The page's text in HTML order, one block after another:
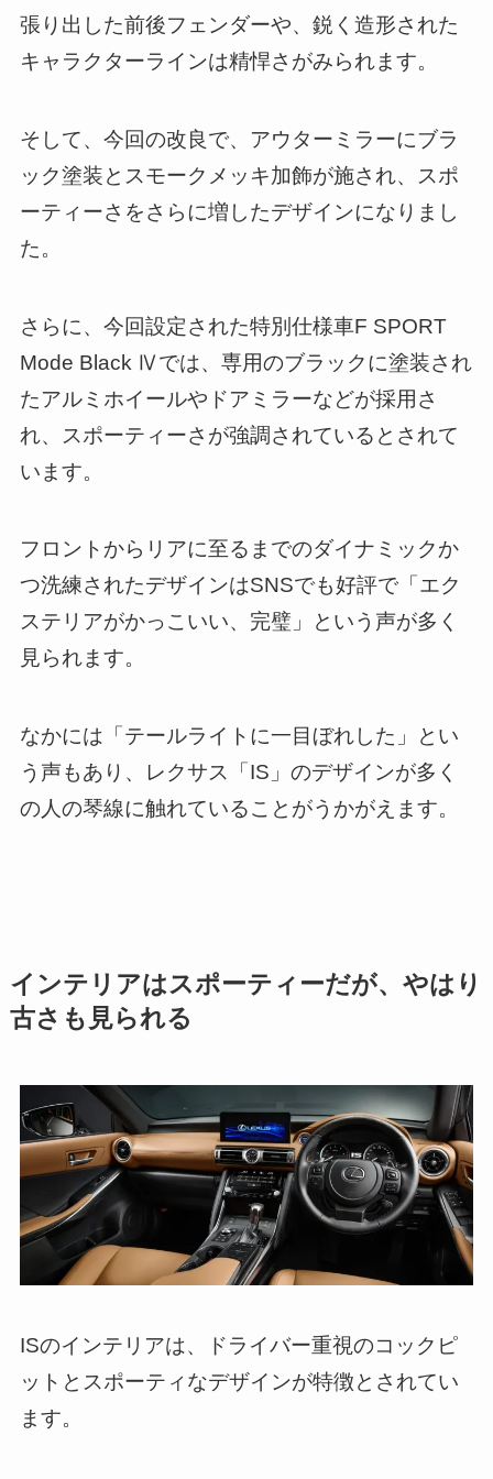
張り出した前後フェンダーや、鋭く造形された
キャラクターラインは精悍さがみられます。
そして、今回の改良で、アウターミラーにブラ
ック塗装とスモークメッキ加飾が施され、スポ
ーティーさをさらに増したデザインになりまし
た。
さらに、今回設定された特別仕様車F SPORT
Mode Black Ⅳでは、専用のブラックに塗装され
たアルミホイールやドアミラーなどが採用さ
れ、スポーティーさが強調されているとされて
います。
フロントからリアに至るまでのダイナミックか
つ洗練されたデザインはSNSでも好評で「エク
ステリアがかっこいい、完璧」という声が多く
見られます。
なかには「テールライトに一目ぼれした」とい
う声もあり、レクサス「IS」のデザインが多く
の人の琴線に触れていることがうかがえます。
インテリアはスポーティーだが、やはり
古さも見られる
ISのインテリアは、ドライバー重視のコックピ
ットとスポーティなデザインが特徴とされてい
ます。